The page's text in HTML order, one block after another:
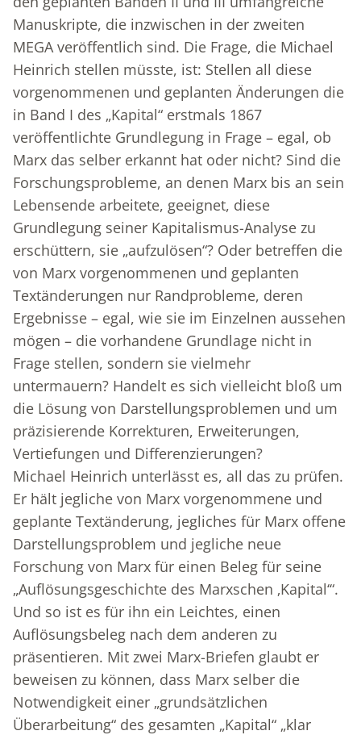
Manuskripte, die inzwischen in der zweiten
MEGA veröffentlich sind. Die Frage, die Michael
Heinrich stellen müsste, ist: Stellen all diese
vorgenommenen und geplanten Änderungen die
in Band I des „Kapital“ erstmals 1867
veröffentlichte Grundlegung in Frage – egal, ob
Marx das selber erkannt hat oder nicht? Sind die
Forschungsprobleme, an denen Marx bis an sein
Lebensende arbeitete, geeignet, diese
Grundlegung seiner Kapitalismus-Analyse zu
erschüttern, sie „aufzulösen“? Oder betreffen die
von Marx vorgenommenen und geplanten
Textänderungen nur Randprobleme, deren
Ergebnisse – egal, wie sie im Einzelnen aussehen
mögen – die vorhandene Grundlage nicht in
Frage stellen, sondern sie vielmehr
untermauern? Handelt es sich vielleicht bloß um
die Lösung von Darstellungsproblemen und um
präzisierende Korrekturen, Erweiterungen,
Vertiefungen und Differenzierungen?
Michael Heinrich unterlässt es, all das zu prüfen.
Er hält jegliche von Marx vorgenommene und
geplante Textänderung, jegliches für Marx offene
Darstellungsproblem und jegliche neue
Forschung von Marx für einen Beleg für seine
„Auflösungsgeschichte des Marxschen ‚Kapital‘“.
Und so ist es für ihn ein Leichtes, einen
Auflösungsbeleg nach dem anderen zu
präsentieren. Mit zwei Marx-Briefen glaubt er
beweisen zu können, dass Marx selber die
Notwendigkeit einer „grundsätzlichen
Überarbeitung“ des gesamten „Kapital“ „klar